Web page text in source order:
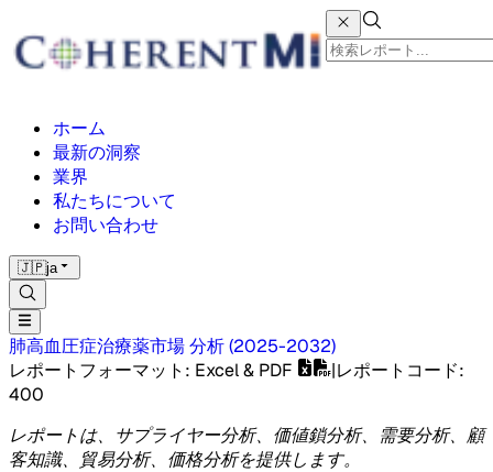
ホーム
最新の洞察
業界
私たちについて
お問い合わせ
🇯🇵ja
肺高血圧症治療薬市場分析(2025-2032)
レポートフォーマット : Excel & PDF |レポートコード:
400
レポートは、サプライヤー分析、価値鎖分析、需要分析、顧
客知識、貿易分析、価格分析を提供します。